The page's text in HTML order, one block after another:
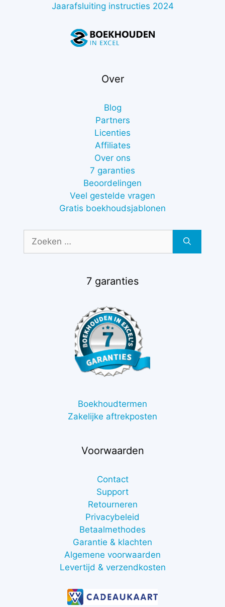
Jaarafsluiting instructies 2024
Over
Blog
Partners
Licenties
Affiliates
Over ons
7 garanties
Beoordelingen
Veel gestelde vragen
Gratis boekhoudsjablonen
naar:
7 garanties
Boekhoudtermen
Zakelijke aftrekposten
Voorwaarden
Contact
Support
Retourneren
Privacybeleid
Betaalmethodes
Garantie & klachten
Algemene voorwaarden
Levertijd & verzendkosten